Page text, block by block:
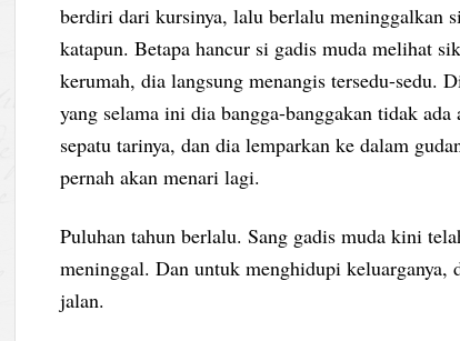
berdiri dari kursinya, lalu berlalu meninggalkan
katapun. Betapa hancur si gadis muda melihat
kerumah, dia langsung menangis tersedu-sedu.
yang selama ini dia bangga-banggakan tidak
sepatu tarinya, dan dia lemparkan ke dalam
pernah akan menari lagi.
Puluhan tahun berlalu. Sang gadis muda kini
meninggal. Dan untuk menghidupi keluarganya,
jalan.